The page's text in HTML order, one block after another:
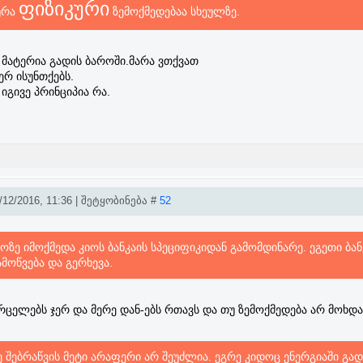
ფიზიკური ზემოქმედებაა სხეულზე.
მატერია გადის ბაროში.მარა ვთქვათ
ისუნთქებს.
პრინციპია რა.
2016, 11:36 | შეტყობინება # 52
იმოქმედა კიოს ბანკაის სპეციფიკიდან გამომდინარე. ეგეთი
და გერხევა.
ჯერ და მერე დან-ებს რთავს და თუ ზემოქმედება არ
შებრაწვის მეტი არაფერი არ შეუძლია. ეგრე კიდოც ენერგიაში